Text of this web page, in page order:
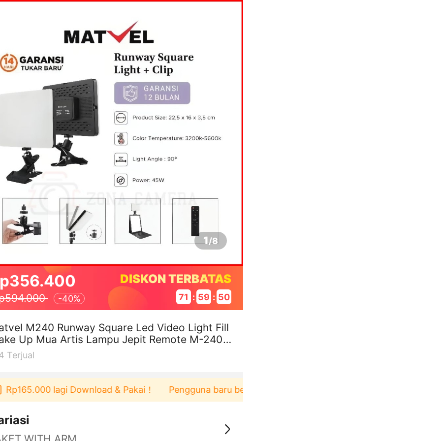
1/8
-40%
DISKON TERBATAS
71 : 59 : 49
M240 Runway Square Led Video Light Fill
Up Mua Artis Lampu Jepit Remote M-240
Set
Terjual
lagi Download & Pakai！ Pengguna baru berbelanja di aplikasi Akulaku bisa dapat voucher